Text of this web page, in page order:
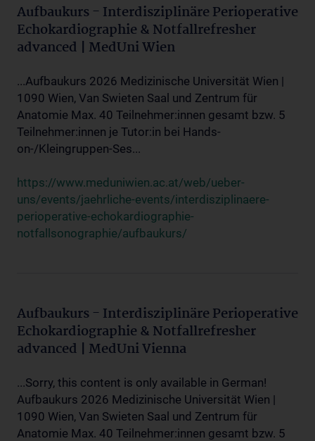
Aufbaukurs - Interdisziplinäre Perioperative
Echokardiographie & Notfallrefresher
advanced | MedUni Wien
...Aufbaukurs 2026 Medizinische Universität Wien |
1090 Wien, Van Swieten Saal und Zentrum für
Anatomie Max. 40 Teilnehmer:innen gesamt bzw. 5
Teilnehmer:innen je Tutor:in bei Hands-
on-/Kleingruppen-Ses...
https://www.meduniwien.ac.at/web/ueber-
uns/events/jaehrliche-events/interdisziplinaere-
perioperative-echokardiographie-
notfallsonographie/aufbaukurs/
Aufbaukurs - Interdisziplinäre Perioperative
Echokardiographie & Notfallrefresher
advanced | MedUni Vienna
...Sorry, this content is only available in German!
Aufbaukurs 2026 Medizinische Universität Wien |
1090 Wien, Van Swieten Saal und Zentrum für
Anatomie Max. 40 Teilnehmer:innen gesamt bzw. 5